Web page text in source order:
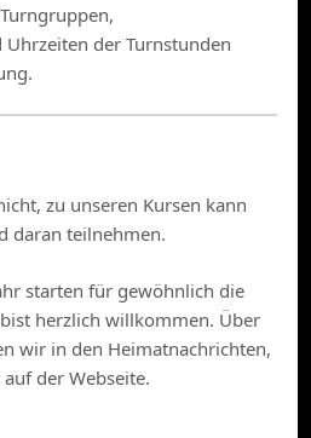
Uhrzeiten der Turnstunden
zu unseren Kursen kann
daran teilnehmen.
starten für gewöhnlich die
herzlich willkommen. Über
wir in den Heimatnachrichten,
der Webseite.